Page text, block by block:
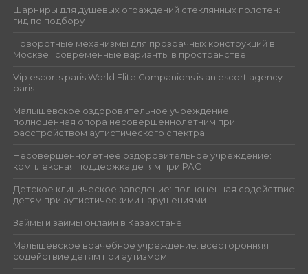
Шарниры для душевых ограждений стеклянных полотен:
гид по подбору
Поворотные механизмы для прозрачных конструкций в
Москве : современные варианты в пространстве
Vip escorts paris World Elite Companions is an escort agency
paris
Малышевское оздоровительное учреждение:
полноценная опора несовершеннолетним при
расстройством аутистического спектра
Несовершеннолетнее оздоровительное учреждение:
комплексная поддержка детям при РАС
Детское клиническое заведение: полноценная содействие
детям при аутистическими нарушениями
Займы и займы онлайн в Казахстане
Малышевское врачебное учреждение: всесторонняя
содействие детям при аутизмом